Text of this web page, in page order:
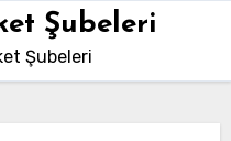
Şubeleri
Şubeleri